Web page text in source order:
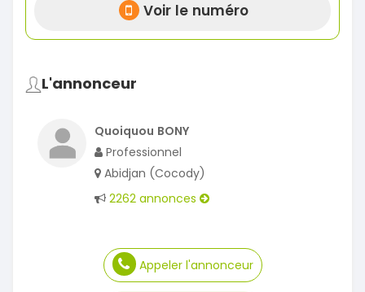
Voir le numéro
L'annonceur
Quoiquou BONY
Professionnel
Abidjan (Cocody)
2262 annonces
Appeler l'annonceur